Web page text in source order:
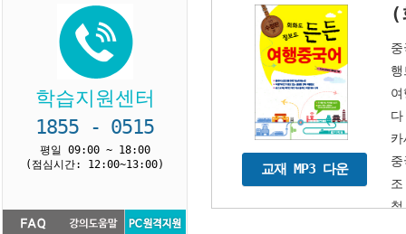
학습지원센터
1855 - 0515
평일 09:00 ~ 18:00
(점심시간: 12:00~13:00)
(
교재 MP3 다운